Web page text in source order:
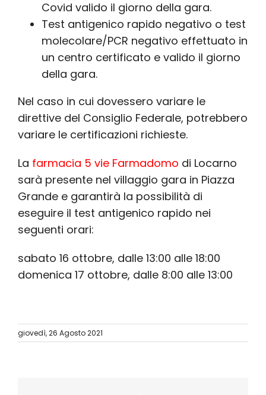
Covid valido il giorno della gara.
Test antigenico rapido negativo o test
molecolare/PCR negativo effettuato in
un centro certificato e valido il giorno
della gara.
Nel caso in cui dovessero variare le
direttive del Consiglio Federale, potrebbero
variare le certificazioni richieste.
La farmacia 5 vie Farmadomo di Locarno
sarà presente nel villaggio gara in Piazza
Grande e garantirà la possibilità di
eseguire il test antigenico rapido nei
seguenti orari:
sabato 16 ottobre, dalle 13:00 alle 18:00
domenica 17 ottobre, dalle 8:00 alle 13:00
giovedì, 26 Agosto 2021